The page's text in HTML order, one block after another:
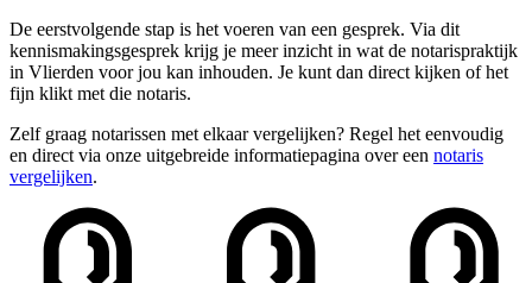
De eerstvolgende stap is het voeren van een gesprek. Via dit
kennismakingsgesprek krijg je meer inzicht in wat de notarispraktijk
in Vlierden voor jou kan inhouden. Je kunt dan direct kijken of het
fijn klikt met die notaris.
Zelf graag notarissen met elkaar vergelijken? Regel het eenvoudig
en direct via onze uitgebreide informatiepagina over een notaris
vergelijken.